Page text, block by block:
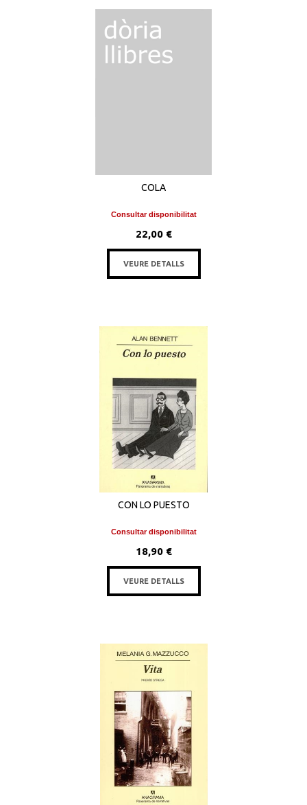
COLA
Consultar disponibilitat
22,00 €
VEURE DETALLS
CON LO PUESTO
Consultar disponibilitat
18,90 €
VEURE DETALLS